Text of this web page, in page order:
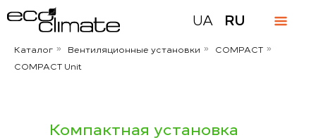
UA RU
Каталог » Вентиляционные установки » COMPACT »
COMPACT Unit
Компактная установка